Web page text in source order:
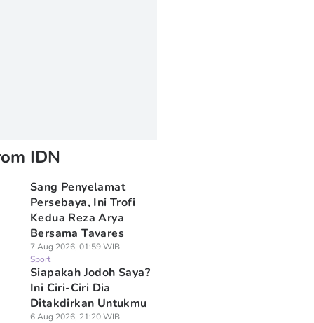
IDN
Sang Penyelamat
Persebaya, Ini Trofi
Kedua Reza Arya
Bersama Tavares
7 Aug 2026, 01:59 WIB
Sport
Siapakah Jodoh Saya?
Ini Ciri-Ciri Dia
Ditakdirkan Untukmu
6 Aug 2026, 21:20 WIB